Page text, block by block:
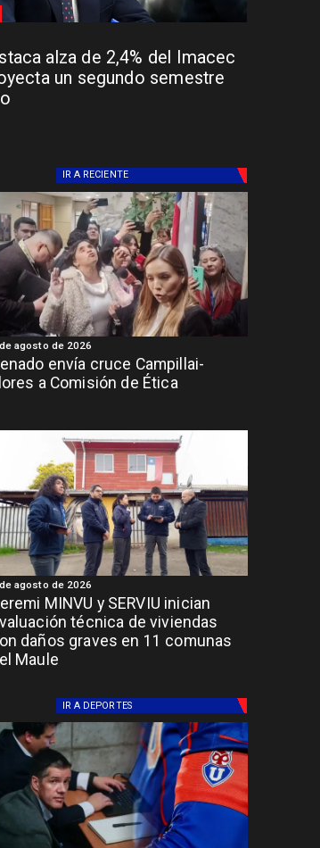
alza de 2,4% del Imacec
un segundo semestre
IR A RECIENTE
envía cruce Campillai-
a Comisión de Ética
agosto de 2026
MINVU y SERVIU inician
técnica de viviendas
daños graves en 11 comunas
Maule
agosto de 2026
IR A DEPORTES